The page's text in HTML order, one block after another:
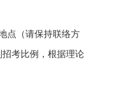
点（请保持联络方
考比例，根据理论